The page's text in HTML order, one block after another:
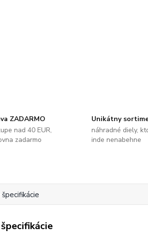
ZADARMO
nad 40 EUR,
zadarmo
Unikátny
náhradné diely,
inde nenabehne